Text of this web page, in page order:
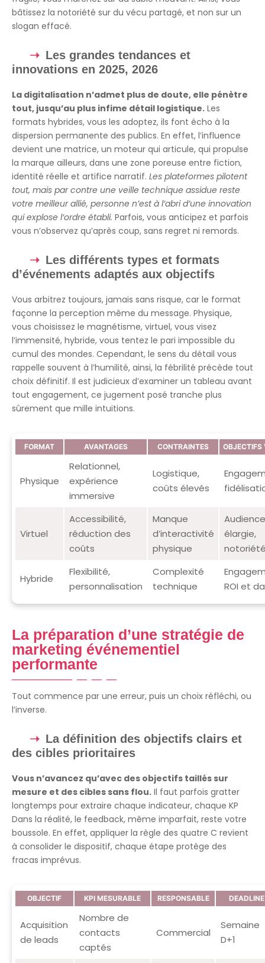
bâtissez la notoriété sur du vécu partagé, et non sur un
slogan effacé.
Les grandes tendances et
innovations en 2025, 2026
La digitalisation n’admet plus de doute, elle pénètre
tout, jusqu’au plus infime détail logistique. Les
formats hybrides, vous les adoptez, ils font écho à la
dispersion permanente des publics. En effet, l’influence
devient une matrice, un moteur qui articule, qui propulse
la marque ailleurs, dans une zone poreuse entre fiction,
identité réelle et artifice narratif. Les plateformes pilotent
tout, mais par contre une veille technique assidue reste
votre meilleur allié, personne n’est à l’abri d’une innovation
qui explose l’ordre établi. Parfois, vous anticipez et parfois
vous n’observez qu’après coup, sans regret ni remords.
Les différents types et formats
d’événements adaptés aux objectifs
Vous arbitrez toujours, jamais sans risque, car le format
façonne la perception même du message. Physique,
vous choisissez le magnétisme, virtuel, vous visez
l’immensité, hybride, vous tentez le pari impossible du
cumul des mondes. Cependant, le sens du détail vous
rappelle souvent à l’humilité, ainsi, la fébrilité précède tout
choix définitif. Il est judicieux d’examiner un tableau avant
tout engagement, ce jugement posé tranche plus
sûrement que mille intuitions.
FORMAT AVANTAGES CONTRAINTES OBJECTIFS
Physique
Relationnel,
expérience
immersive
Logistique,
coûts élevés
Virtuel
Accessibilité,
réduction des
coûts
Manque
d’interactivité
physique
Audience
élargie,
Hybride
Flexibilité,
personnalisation
Complexité
technique
ROI et
La préparation d’une stratégie de
marketing événementiel
performante
Tout commence par une erreur, puis un choix réfléchi, ou
l’inverse.
La définition des objectifs clairs et
des cibles prioritaires
Vous n’avancez qu’avec des objectifs taillés sur
mesure et des cibles sans flou. Il faut parfois gratter
longtemps pour extraire chaque indicateur, chaque KP
Dans la réalité, le feedback, même imparfait, reste votre
boussole. En effet, appliquer la règle des quatre C revient
à consolider le dispositif, chaque étape protège des
fracas imprévus.
OBJECTIF KPI MESURABLE RESPONSABLE DEADLINE
Acquisition
de leads
Nombre de
contacts
captés
Commercial
Semaine
D+1